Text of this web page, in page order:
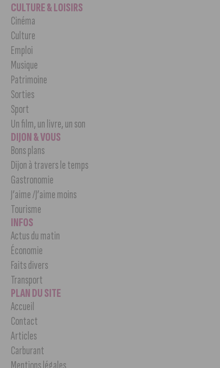
CULTURE & LOISIRS
Cinéma
Culture
Emploi
Musique
Patrimoine
Sorties
Sport
Un film, un livre, un son
DIJON & VOUS
Bons plans
Dijon à travers le temps
Gastronomie
J’aime /J’aime moins
Tourisme
INFOS
Actus du matin
Économie
Faits divers
Transport
PLAN DU SITE
Accueil
Contact
Articles
Carburant